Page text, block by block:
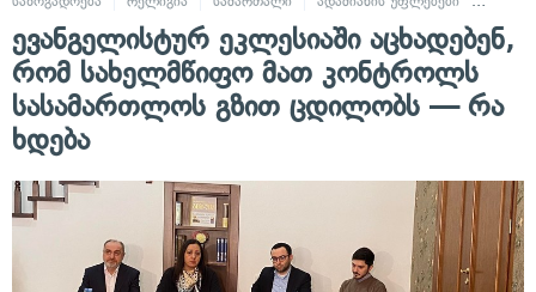
ევანგელისტურ ეკლესიაში აცხადებენ,
რომ სახელმწიფო მათ კონტროლს
სასამართლოს გზით ცდილობს — რა
ხდება